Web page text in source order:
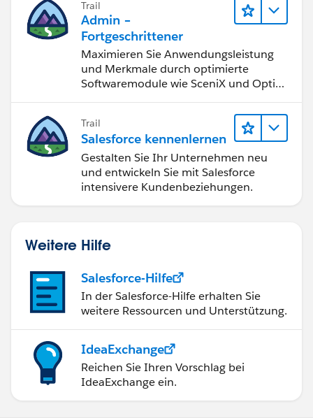
Trail
Admin –
Fortgeschrittener
Maximieren Sie Anwendungsleistung
und Merkmale durch optimierte
Softwaremodule wie SceniX und OptiX
für ungeahnte Möglichkeiten.
Trail
Salesforce kennenlernen
Gestalten Sie Ihr Unternehmen neu
und entwickeln Sie mit Salesforce
intensivere Kundenbeziehungen.
Weitere Hilfe
Salesforce-Hilfe
In der Salesforce-Hilfe erhalten Sie
weitere Ressourcen und Unterstützung.
IdeaExchange
Reichen Sie Ihren Vorschlag bei
IdeaExchange ein.